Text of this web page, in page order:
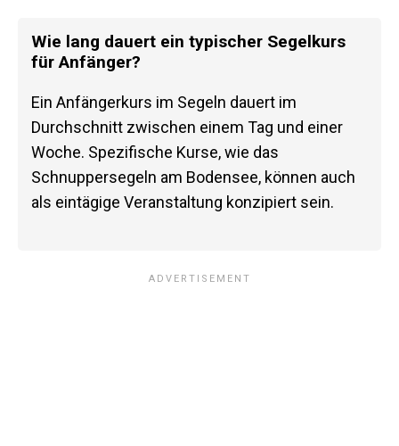
Wie lang dauert ein typischer Segelkurs
für Anfänger?
Ein Anfängerkurs im Segeln dauert im
Durchschnitt zwischen einem Tag und einer
Woche. Spezifische Kurse, wie das
Schnuppersegeln am Bodensee, können auch
als eintägige Veranstaltung konzipiert sein.